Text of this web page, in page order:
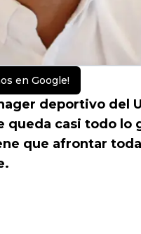
en Google!
deportivo del
queda casi todo lo
que afrontar